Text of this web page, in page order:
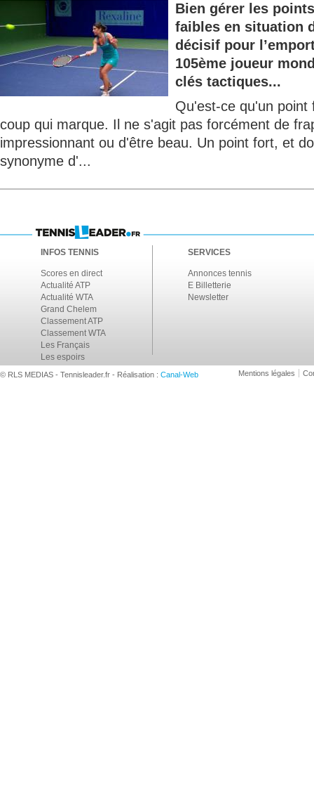
Bien gérer les
faibles en situation
décisif pour
105ème joueur
clés tactiques...
Qu'est-ce qu'un
coup qui marque. Il ne s'agit pas forcément de
impressionnant ou d'être beau. Un point fort, et
synonyme d'...
INFOS TENNIS
Scores en direct
Actualité ATP
Actualité WTA
Grand Chelem
Classement ATP
Classement WTA
Les Français
Les espoirs
SERVICES
Annonces tennis
E Billetterie
Newsletter
© RLS MEDIAS - Tennisleader.fr - Réalisation : Canal-Web Mentions légales